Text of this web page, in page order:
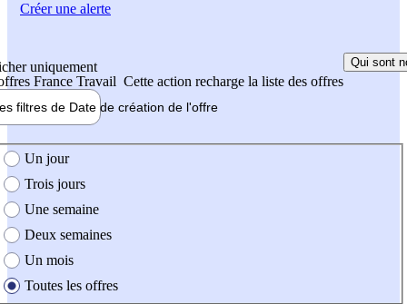
uniquement
France Travail Cette action recharge la liste des offres
Qui sont
filtres de Date de création de l'offre
création de l'offre
Un jour
Trois jours
Une semaine
Deux semaines
Un mois
Toutes les offres
Créer une alerte